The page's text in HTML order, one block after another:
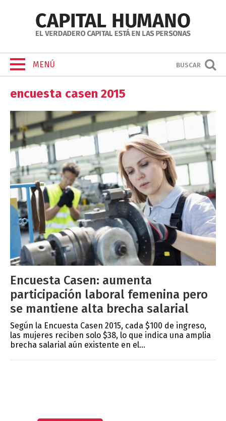
MENÚ BUSCAR
encuesta casen 2015
Encuesta Casen: aumenta
participación laboral femenina pero
se mantiene alta brecha salarial
Según la Encuesta Casen 2015, cada $100 de ingreso,
las mujeres reciben solo $38, lo que indica una amplia
brecha salarial aún existente en el...